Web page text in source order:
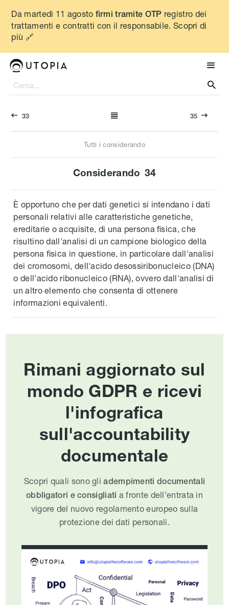
Da martedì 11 agosto firmi tramite OTP registro dei
trattamenti e contratti con il responsabile. Scopri di
più 🔗

 33  35 
Tutti i considerando
Considerando 34
È opportuno che per dati genetici si intendano i dati
personali relativi alle caratteristiche genetiche,
ereditarie o acquisite, di una persona fisica, che
risultino dall'analisi di un campione biologico della
persona fisica in questione, in particolare dall'analisi
dei cromosomi, dell'acido desossiribonucleico (DNA)
o dell'acido ribonucleico (RNA), ovvero dall'analisi di
un altro elemento che consenta di ottenere
informazioni equivalenti.
Rimani aggiornato sul
mondo GDPR e ricevi
l'infografica
sull'accountability
documentale
Scopri quali sono gliadempimenti documentali
obbligatori e consigliati a fronte dell’entrata in
vigore del nuovo regolamento europeo sulla
protezione dei dati personali.